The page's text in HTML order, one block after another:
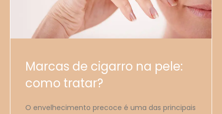
Marcas de cigarro na pele:
como tratar?
O envelhecimento precoce é uma das principais